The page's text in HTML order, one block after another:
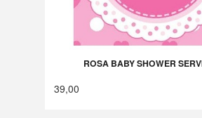
ROSA BABY SHOWER
39,00